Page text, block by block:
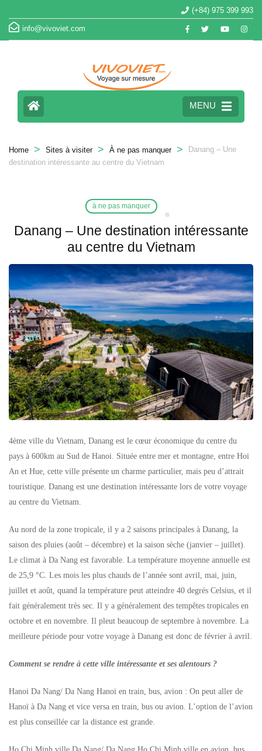
(+84) 975 399 993
info@vivoviet.com
MENU
Home > Sites à visiter > À ne pas manquer >
Danang – Une
destination intéressante au centre du Vietnam
à ne pas manquer
Danang – Une destination intéressante
au centre du Vietnam
4ème ville du Vietnam, Danang est le cœur économique du centre du
pays à 600km au Sud de Hanoi. Située entre mer et montagne, entre Hoi
An et Hue, cette ville présente un charme particulier, mais peu d’attrait
touristique. Danang est une destination intéressante lors de votre voyage
au centre du Vietnam.
Au nord de la zone tropicale, il y a 2 saisons principales à Danang, la
saison des pluies (août – décembre) et la saison sèche (janvier – juillet).
Le climat à Da Nang est favorable. La température moyenne annuelle est
de 25,9 °C. Les mois les plus chauds de l’année sont avril, mai, juin,
juillet et août, quand la température peut atteindre 40 degrés Celsius, et il
fait généralement très sec. Il y a généralement des tempêtes tropicales en
octobre et en novembre. Il pleut beaucoup de septembre à novembre. La
meilleure période pour votre voyage à Danang est donc de février à avril.
Comment se rendre à cette ville intéressante et ses alentours ?
Hanoi Da Nang/ Da Nang Hanoi en train, bus, avion : On peut aller de
Hanoï à Da Nang et vice versa en train, bus ou avion. L’option de l’avion
est plus conseillée car la distance est grande.